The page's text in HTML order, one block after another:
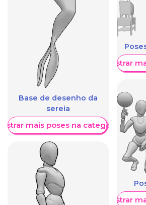
Base de desenho da
sereia
mais poses na categoria
Mostrar
Mostrar